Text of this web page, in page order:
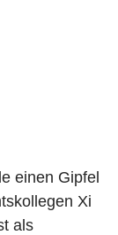
einen Gipfel
Xi
als